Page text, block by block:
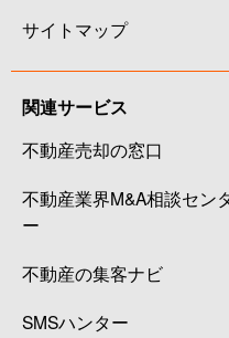
サイトマップ
関連サービス
不動産売却の窓口
不動産業界M&A相談セン
ー
不動産の集客ナビ
SMSハンター